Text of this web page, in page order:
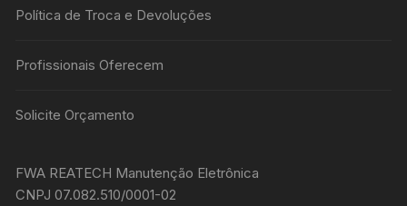
Política de Troca e Devoluções
Profissionais Oferecem
Solicite Orçamento
FWA REATECH Manutenção Eletrônica
CNPJ 07.082.510/0001-02